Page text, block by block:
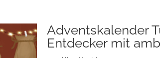
Adventskalender
Entdecker mit